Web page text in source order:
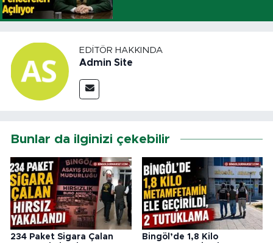
EDITÖR HAKKINDA
Admin Site
Bunlar da ilginizi çekebilir
234 Paket Sigara Çalan
Bingöl’de 1,8 Kilo